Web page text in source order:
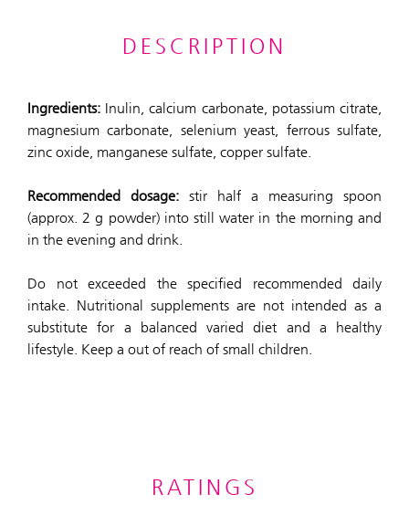
DESCRIPTION
Ingredients: Inulin, calcium carbonate, potassium citrate,
magnesium carbonate, selenium yeast, ferrous sulfate,
zinc oxide, manganese sulfate, copper sulfate.
Recommended dosage: stir half a measuring spoon
(approx. 2 g powder) into still water in the morning and
in the evening and drink.
Do not exceeded the specified recommended daily
intake. Nutritional supplements are not intended as a
substitute for a balanced varied diet and a healthy
lifestyle. Keep a out of reach of small children.
RATINGS